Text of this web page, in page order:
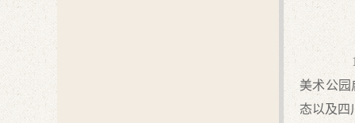
10
美术公园
态以及四